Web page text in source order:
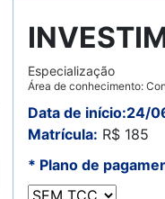
Especialização
Área de conhecimento:
Data de início:24/
Matrícula: R$ 185
* Plano de